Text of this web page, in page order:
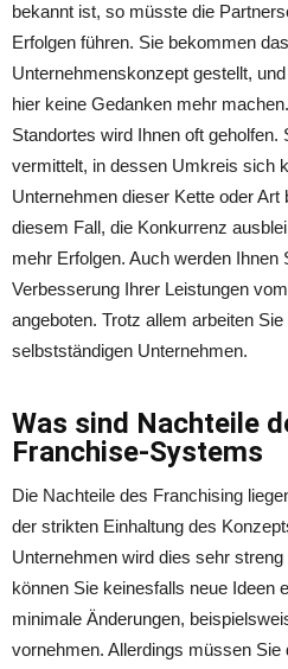
bekannt ist, so müsste die
Erfolgen führen. Sie bekommen
Unternehmenskonzept gestellt,
hier keine Gedanken mehr
Standortes wird Ihnen oft geholfen.
vermittelt, in dessen Umkreis sich
Unternehmen dieser Kette oder Art
diesem Fall, die Konkurrenz
mehr Erfolgen. Auch werden Ihnen
Verbesserung Ihrer Leistungen
angeboten. Trotz allem arbeiten Sie
selbstständigen Unternehmen.
Was sind Nachteile
Franchise-Systems
Die Nachteile des Franchising
der strikten Einhaltung des
Unternehmen wird dies sehr
können Sie keinesfalls neue Ideen
minimale Änderungen,
vornehmen. Allerdings müssen Sie